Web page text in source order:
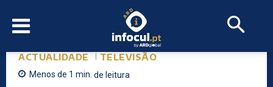
ACTUALIDADE TELEVISÃO
Menos de 1 min. de leitura